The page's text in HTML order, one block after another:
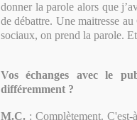
donner la parole alors que
de débattre. Une maitresse
sociaux, on prend la parole.
Vos échanges avec le
différemment ?
M.C. : Complètement.